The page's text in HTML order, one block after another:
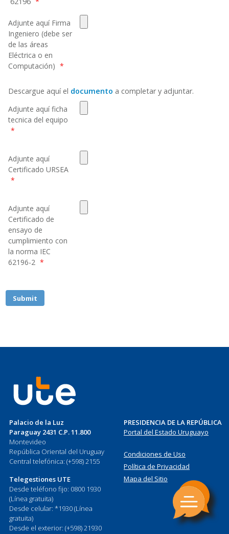
Adjunte aquí Firma
Ingeniero (debe ser
de las áreas
Eléctrica o en
Computación) *
Descargue aquí el documento a completar y adjuntar.
Adjunte aquí ficha
tecnica del equipo
*
Adjunte aquí
Certificado URSEA
*
Adjunte aquí
Certificado de
ensayo de
cumplimiento con
la norma IEC
62196-2 *
Palacio de la Luz
Paraguay 2431 C.P. 11.800
Montevideo
República Oriental del Uruguay
Central telefónica: (+598) 2155
Telegestiones UTE
Desde teléfono fijo: 0800 1930
(Línea gratuita)
Desde celular: *1930 (Línea
gratuita)
Desde el exterior: (+598) 21930
PRESIDENCIA DE LA REPÚBLICA
Portal del Estado Uruguayo
Condiciones de Uso
Política de Privacidad
Mapa del Sitio